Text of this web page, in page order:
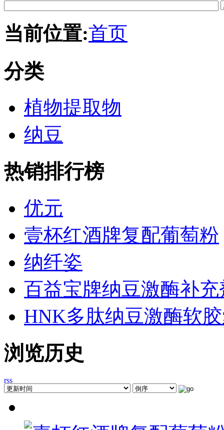
当前位置:首页
Tory
Burch
Outlet
Burch
HandbagsTory
Wedges
分类
植物提取物
纳豆
热销排行榜
优元
壹杯红酒牌复配葡萄粉
纳纤姿
百益宝牌纳豆激酶补充
HNK多肽纳豆激酶软
浏览历史